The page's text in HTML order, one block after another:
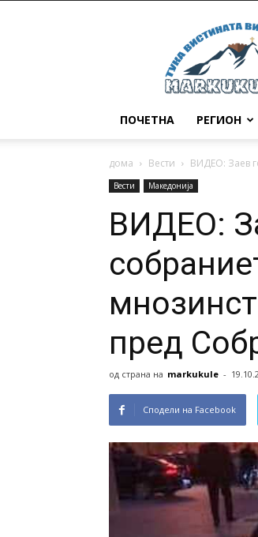
Маркукуле
ПОЧЕТНА РЕГИОН
дома Вести ВИДЕО: Заев
Вести Македонија
ВИДЕО:
пред
од страна на markukule -
Сподели на Facebook